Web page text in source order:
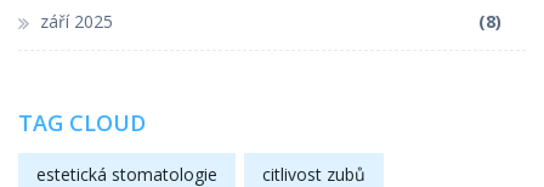
září 2025 (8)
TAG CLOUD
estetická stomatologie citlivost zubů